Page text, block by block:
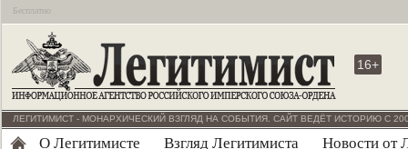
Бесплатно
16+
ЛЕГИТИМИСТ - МОНАРХИЧЕСКИЙ ВЗГЛЯД НА СОБЫТИЯ. САЙТ ВЕДЁТ ИСТОРИЮ С
О Легитимисте Взгляд Легитимиста Новости от